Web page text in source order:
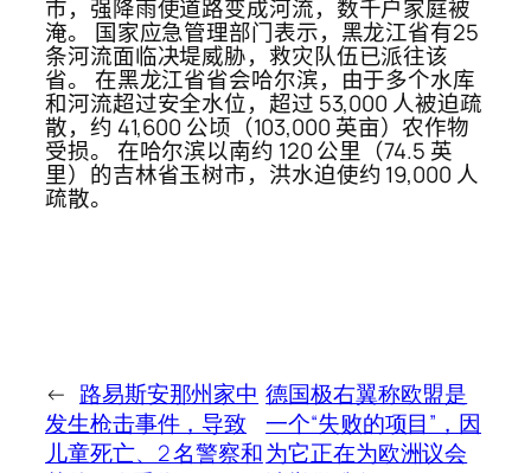
市，强降雨使道路变成河流，数千户家庭被
淹。 国家应急管理部门表示，黑龙江省有25
条河流面临决堤威胁，救灾队伍已派往该
省。 在黑龙江省省会哈尔滨，由于多个水库
和河流超过安全水位，超过 53,000 人被迫疏
散，约 41,600 公顷（103,000 英亩）农作物
受损。 在哈尔滨以南约 120 公里（74.5 英
里）的吉林省玉树市，洪水迫使约 19,000 人
疏散。
← 路易斯安那州家中
发生枪击事件，导致
儿童死亡、2 名警察和
德国极右翼称欧盟是
一个“失败的项目”，因
为它正在为欧洲议会